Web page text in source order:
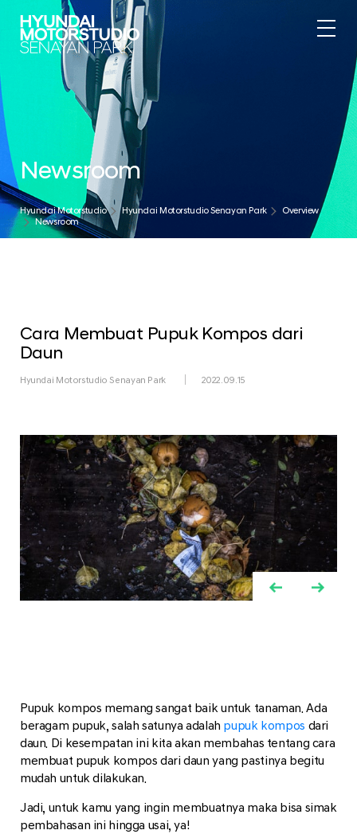
Newsroom
Hyundai Motorstudio Hyundai Motorstudio Senayan Park
Overview
Newsroom
Cara Membuat Pupuk Kompos dari
Daun
Hyundai Motorstudio Senayan Park 2022.09.15
Pupuk kompos memang sangat baik untuk tanaman. Ada
beragam pupuk, salah satunya adalah pupuk kompos dari
daun. Di kesempatan ini kita akan membahas tentang cara
membuat pupuk kompos dari daun yang pastinya begitu
mudah untuk dilakukan.
Jadi, untuk kamu yang ingin membuatnya maka bisa simak
pembahasan ini hingga usai, ya!